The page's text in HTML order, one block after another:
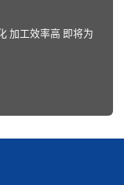
加工效率高 即将为